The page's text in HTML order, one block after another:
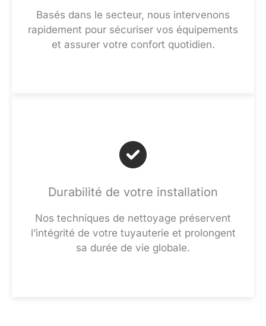
Basés dans le secteur, nous intervenons
rapidement pour sécuriser vos équipements
et assurer votre confort quotidien.
Durabilité de votre installation
Nos techniques de nettoyage préservent
l’intégrité de votre tuyauterie et prolongent
sa durée de vie globale.